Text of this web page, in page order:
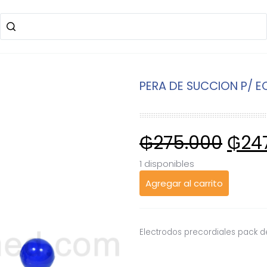
PERA DE SUCCION P/
₲275.000 ₲
1 disponibles
Agregar al carrito
Electrodos precordiales pack